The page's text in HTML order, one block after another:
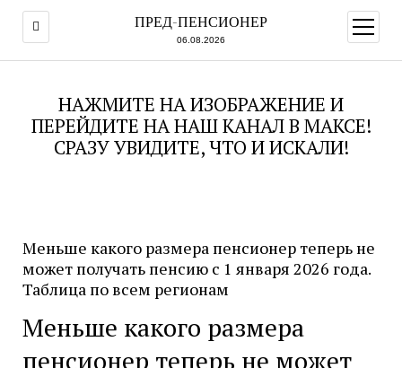
ПРЕД-ПЕНСИОНЕР
06.08.2026
меню
НАЖМИТЕ НА ИЗОБРАЖЕНИЕ И
ПЕРЕЙДИТЕ НА НАШ КАНАЛ В МАКСЕ!
СРАЗУ УВИДИТЕ, ЧТО И ИСКАЛИ!
Меньше какого размера пенсионер теперь не
может получать пенсию с 1 января 2026 года.
Таблица по всем регионам
Меньше какого размера
пенсионер теперь не может